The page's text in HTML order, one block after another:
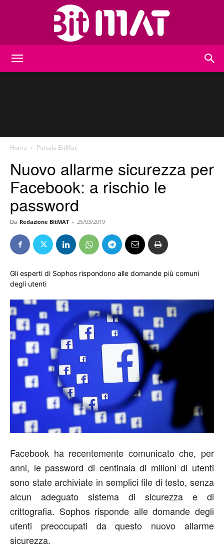
Home Portale BitMat
Nuovo allarme sicurezza per
Facebook: a rischio le
password
Da Redazione BitMAT - 25/03/2019
Gli esperti di Sophos rispondono alle domande più comuni
degli utenti
Facebook ha recentemente comunicato che, per
anni, le password di centinaia di milioni di utenti
sono state archiviate in semplici file di testo, senza
alcun adeguato sistema di sicurezza e di
crittografia. Sophos risponde alle domande degli
utenti preoccupati da questo nuovo allarme
sicurezza.